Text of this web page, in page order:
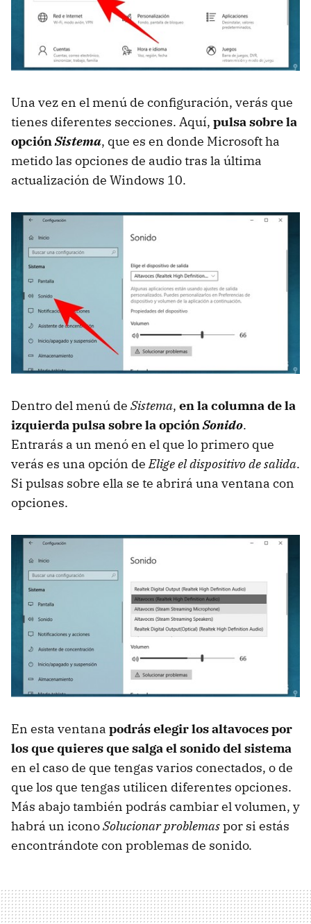
Una vez en el menú de configuración, verás que
tienes diferentes secciones. Aquí, pulsa sobre la
opción Sistema, que es en donde Microsoft ha
metido las opciones de audio tras la última
actualización de Windows 10.
Dentro del menú de Sistema, en la columna de la
izquierda pulsa sobre la opciónSonido.
Entrarás a un menó en el que lo primero que
verás es una opción deElige el dispositivo de salida.
Si pulsas sobre ella se te abrirá una ventana con
opciones.
En esta ventana podrás elegir los altavoces por
los que quieres que salga el sonido del sistema
en el caso de que tengas varios conectados, o de
que los que tengas utilicen diferentes opciones.
Más abajo también podrás cambiar el volumen, y
habrá un iconoSolucionar problemaspor si estás
encontrándote con problemas de sonido.